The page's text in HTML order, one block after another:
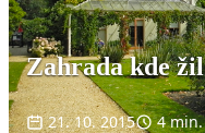
Zahrada kde
21. 10. 2015 4